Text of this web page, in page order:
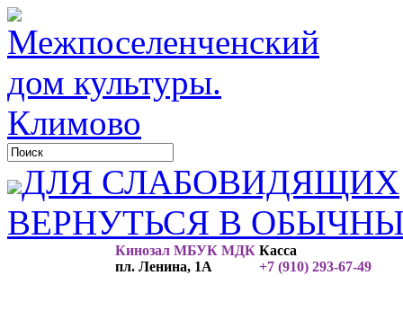
ДЛЯ СЛАБОВИДЯЩИХ
ВЕРНУТЬСЯ В
Кинозал МБУК МДК
пл. Ленина, 1А
Касса
+7 (910) 293-67-49